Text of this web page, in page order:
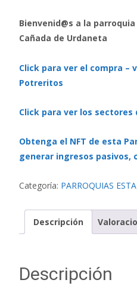
Bienvenid@s a la
Cañada de Urdaneta
Click para ver el compra –
Potreritos
Click para ver los sectores
Obtenga el NFT de esta
generar ingresos pasivos,
Categoría: PARROQUIAS
Descripción
Descripción